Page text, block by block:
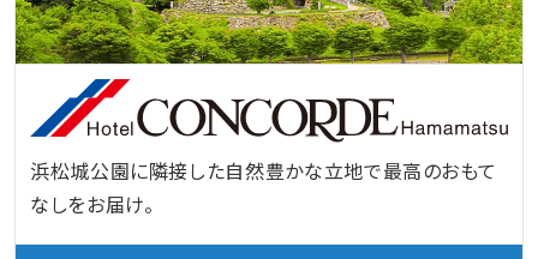
浜松城公園に隣接した自然豊かな立地で最高のおもて
なしをお届け。